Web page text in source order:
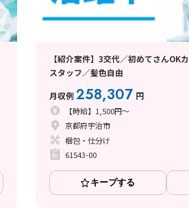
【紹介案件】3交代／初めてさんOK
スタッフ／髪色自由
月収例258,307 円
【時給】1,500円～
京都府宇治市
梱包・仕分け
61543-00
キープする